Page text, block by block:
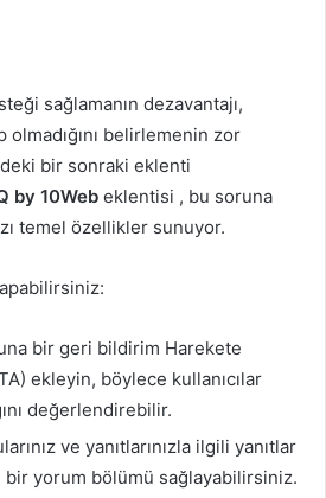
sağlamanın dezavantajı,
olmadığını belirlemenin zor
bir sonraki eklenti
by 10Web eklentisi , bu soruna
temel özellikler sunuyor.
bir geri bildirim Harekete
ekleyin, böylece kullanıcılar
değerlendirebilir.
ve yanıtlarınızla ilgili yanıtlar
bir yorum bölümü sağlayabilirsiniz.